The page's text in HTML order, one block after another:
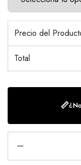
Precio del
Total
📏